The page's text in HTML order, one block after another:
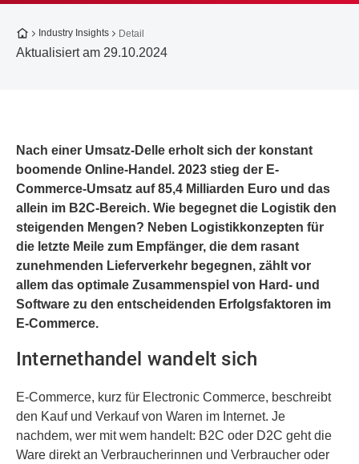
Zur Startseite
Industry Insights Detail
Aktualisiert am 29.10.2024
Nach einer Umsatz-Delle erholt sich der konstant
boomende Online-Handel. 2023 stieg der E-
Commerce-Umsatz auf 85,4 Milliarden Euro und das
allein im B2C-Bereich. Wie begegnet die Logistik den
steigenden Mengen? Neben Logistikkonzepten für
die letzte Meile zum Empfänger, die dem rasant
zunehmenden Lieferverkehr begegnen, zählt vor
allem das optimale Zusammenspiel von Hard- und
Software zu den entscheidenden Erfolgsfaktoren im
E-Commerce.
Internethandel wandelt sich
E-Commerce, kurz für Electronic Commerce, beschreibt
den Kauf und Verkauf von Waren im Internet. Je
nachdem, wer mit wem handelt: B2C oder D2C geht die
Ware direkt an Verbraucherinnen und Verbraucher oder